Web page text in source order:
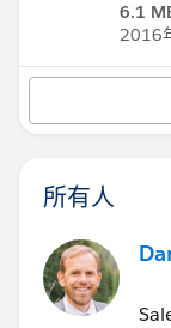
6.1
2016
所有人